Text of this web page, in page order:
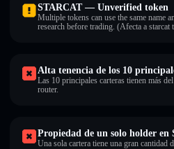
STARCAT — Unverified token
Multiple tokens can use the same name
research before trading. (Afecta a starcat
Alta tenencia de los 10
Las 10 principales carteras tienen más
router.
Propiedad de un solo holder en
Una sola cartera tiene una gran cantidad